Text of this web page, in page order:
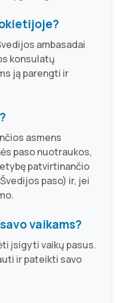
ambasadai
konsulatų
ją parengti ir
asmens
paso nuotraukos,
patvirtinančio
paso) ir, jei
vaikams?
įsigyti vaikų pasus.
ir pateikti savo